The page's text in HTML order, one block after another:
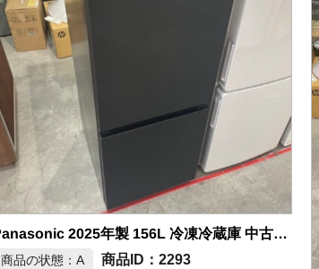
Panasonic 2025年製 156L 冷凍冷蔵庫 中古品販売
商品の状態：A 2293